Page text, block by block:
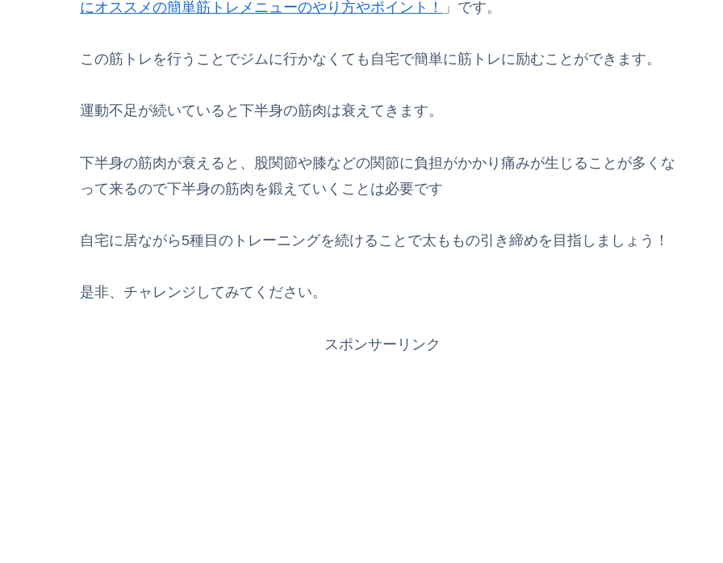
にオススメの簡単筋トレメニューのやり方やポイント！
」です。
この筋トレを行うことでジムに行かなくても自宅で簡単に筋トレに励むことができます。
運動不足が続いていると下半身の筋肉は衰えてきます。
下半身の筋肉が衰えると、股関節や膝などの関節に負担がかかり痛みが生じることが多くな
って来るので下半身の筋肉を鍛えていくことは必要です
自宅に居ながら5種目のトレーニングを続けることで太ももの引き締めを目指しましょう！
是非、チャレンジしてみてください。
スポンサーリンク